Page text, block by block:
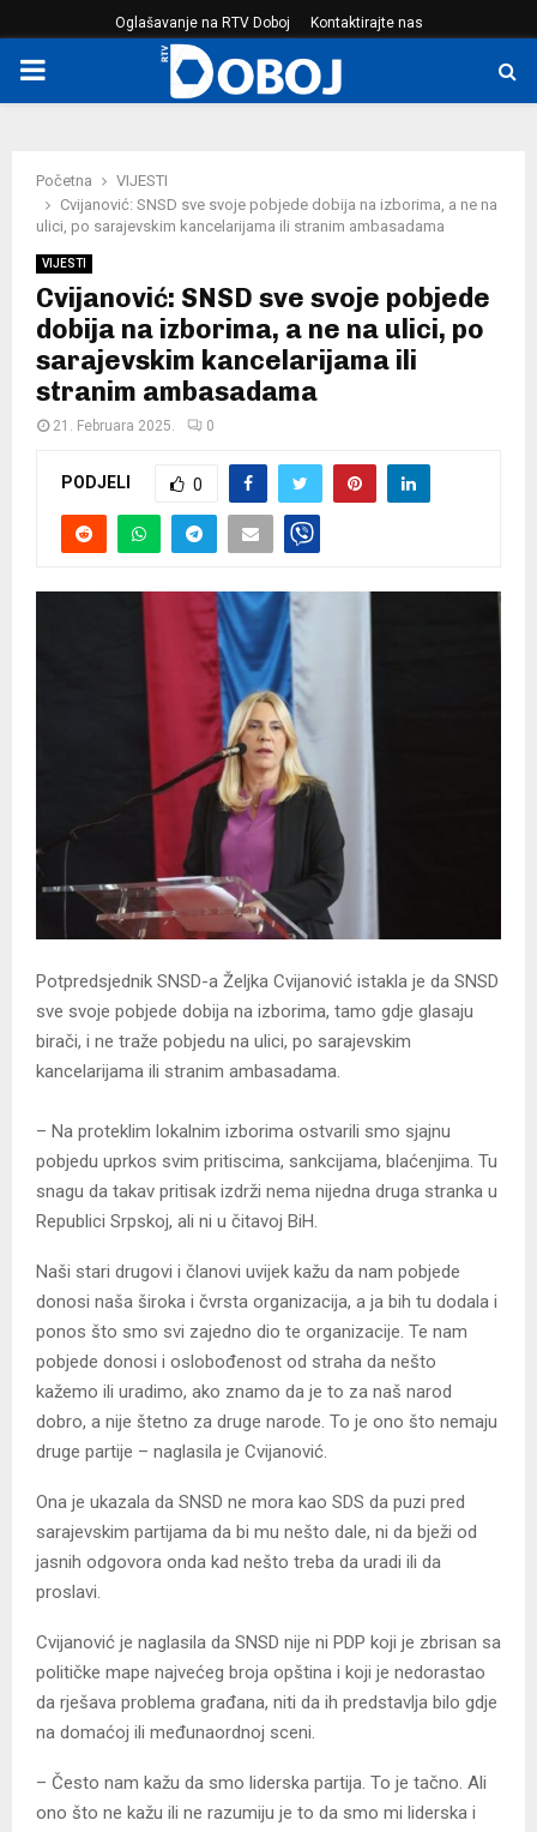
Oglašavanje na RTV Doboj Kontaktirajte nas
PRIMARY
Početna
VIJESTI
Cvijanović: SNSD sve svoje pobjede dobija na izborima, a ne na
ulici, po sarajevskim kancelarijama ili stranim ambasadama
VIJESTI
Cvijanović: SNSD sve svoje pobjede
dobija na izborima, a ne na ulici, po
sarajevskim kancelarijama ili
stranim ambasadama
21. Februara 2025. 0
PODJELI 0
Potpredsjednik SNSD-a Željka Cvijanović istakla je da SNSD
sve svoje pobjede dobija na izborima, tamo gdje glasaju
birači, i ne traže pobjedu na ulici, po sarajevskim
kancelarijama ili stranim ambasadama.
– Na proteklim lokalnim izborima ostvarili smo sjajnu
pobjedu uprkos svim pritiscima, sankcijama, blaćenjima. Tu
snagu da takav pritisak izdrži nema nijedna druga stranka u
Republici Srpskoj, ali ni u čitavoj BiH.
Naši stari drugovi i članovi uvijek kažu da nam pobjede
donosi naša široka i čvrsta organizacija, a ja bih tu dodala i
ponos što smo svi zajedno dio te organizacije. Te nam
pobjede donosi i oslobođenost od straha da nešto
kažemo ili uradimo, ako znamo da je to za naš narod
dobro, a nije štetno za druge narode. To je ono što nemaju
druge partije – naglasila je Cvijanović.
Ona je ukazala da SNSD ne mora kao SDS da puzi pred
sarajevskim partijama da bi mu nešto dale, ni da bježi od
jasnih odgovora onda kad nešto treba da uradi ili da
proslavi.
Cvijanović je naglasila da SNSD nije ni PDP koji je zbrisan sa
političke mape najvećeg broja opština i koji je nedorastao
da rješava problema građana, niti da ih predstavlja bilo gdje
na domaćoj ili međunaordnoj sceni.
– Često nam kažu da smo liderska partija. To je tačno. Ali
ono što ne kažu ili ne razumiju je to da smo mi liderska i